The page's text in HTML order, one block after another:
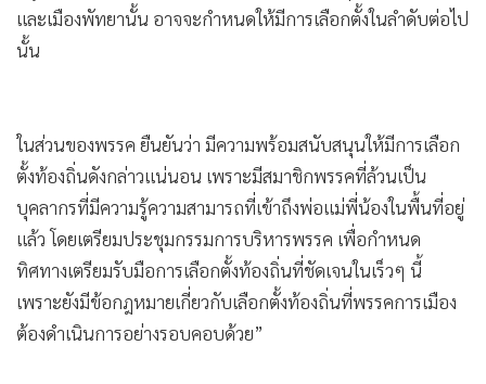
• News1
• Gotomanager
และเมืองพัทยานั้น อาจจะกำหนดให้มีการเลือกตั้งในลำดับต่อไป
นั้น
ในส่วนของพรรค ยืนยันว่า มีความพร้อมสนับสนุนให้มีการเลือก
ตั้งท้องถิ่นดังกล่าวแน่นอน เพราะมีสมาชิกพรรคที่ล้วนเป็น
บุคลากรที่มีความรู้ความสามารถที่เข้าถึงพ่อแม่พี่น้องในพื้นที่อยู่
แล้ว โดยเตรียมประชุมกรรมการบริหารพรรค เพื่อกำหนด
ทิศทางเตรียมรับมือการเลือกตั้งท้องถิ่นที่ชัดเจนในเร็วๆ นี้
เพราะยังมีข้อกฎหมายเกี่ยวกับเลือกตั้งท้องถิ่นที่พรรคการเมือง
ต้องดำเนินการอย่างรอบคอบด้วย”